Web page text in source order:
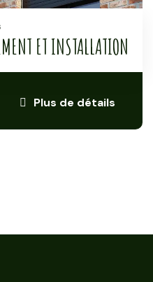
Plus de détails
ET INSTALLATION